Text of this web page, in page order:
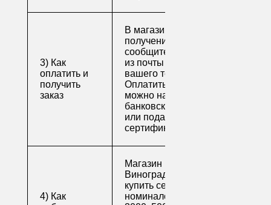
3) Как
оплатить и
получить
заказ
В магазине для
получения заказа
сообщите его номер
из почты или номер
вашего телефона.
Оплатить заказ
можно наличными,
банковской картой
или подарочным
сертификатом.
4) Как
Магазин напитков
Виноград предлагает
купить сертификаты
номиналом 500, 1000,